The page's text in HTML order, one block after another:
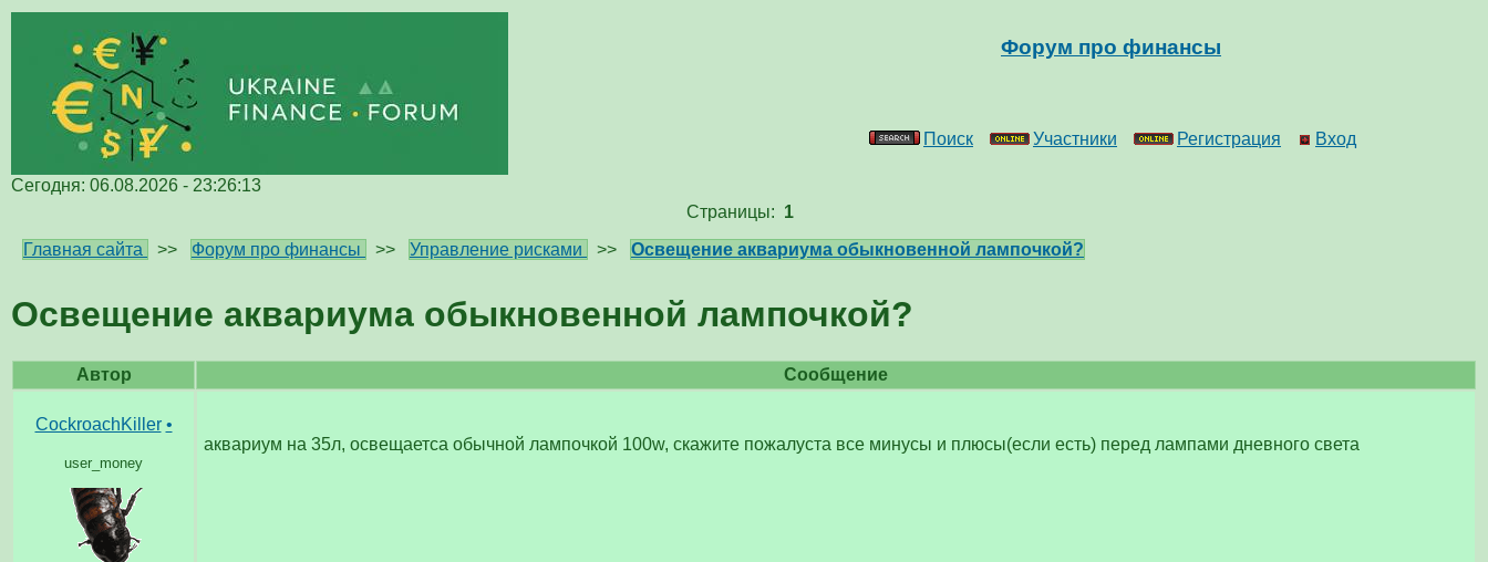
Форум про финансы
Поиск Участники Регистрация Вход
Сегодня: 06.08.2026 - 23:26:13
Страницы: 1
Главная сайта
>> Форум про финансы >> Управление рисками >> Освещение аквариума обыкновенной лампочкой?
Освещение аквариума обыкновенной лампочкой?
Автор Сообщение
CockroachKiller •
user_money
аквариум на 35л, освещаетса обычной лампочкой 100w, скажите пожалуста все минусы и плюсы(если есть) перед лампами дневного света